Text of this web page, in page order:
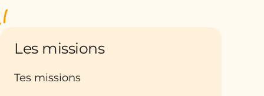
Les missions
Tes missions